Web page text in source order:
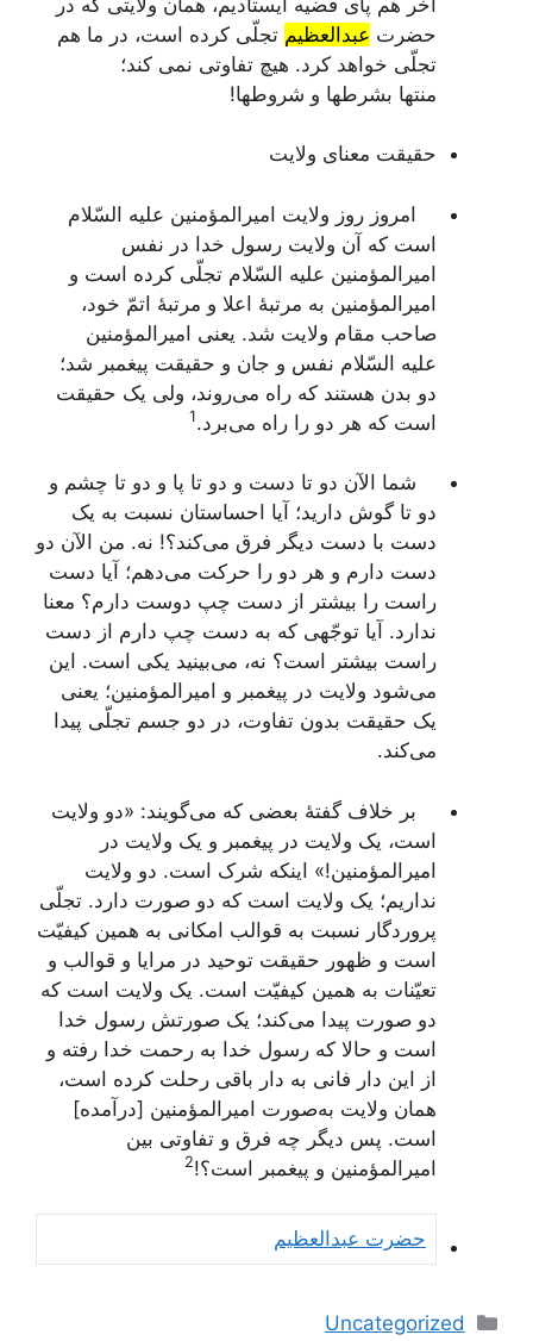
حضرت عبدالعظیم تجلّی کرده است، در ما هم
تجلّی خواهد کرد. هیچ تفاوتی نمی کند؛
منتها بشرطها و شروطها!
حقیقت معنای ولایت
امروز روز ولایت امیرالمؤمنین علیه السّلام
است که آن ولایت رسول خدا در نفس
امیرالمؤمنین علیه السّلام تجلّی کرده است و
امیرالمؤمنین به مرتبۀ اعلا و مرتبۀ اتمّ خود،
صاحب مقام ولایت شد. یعنی امیرالمؤمنین
علیه السّلام نفس و جان و حقیقت پیغمبر شد؛
دو بدن هستند که راه می‌روند، ولی یک حقیقت
است که هر دو را راه می‌برد.1
شما الآن دو تا دست و دو تا پا و دو تا چشم و
دو تا گوش دارید؛ آیا احساستان نسبت به یک
دست با دست دیگر فرق می‌کند؟! نه. من الآن دو
دست دارم و هر دو را حرکت می‌دهم؛ آیا دست
راست را بیشتر از دست چپ دوست دارم؟ معنا
ندارد. آیا توجّهی که به دست چپ دارم از دست
راست بیشتر است؟ نه، می‌بینید یکی است. این
می‌شود ولایت در پیغمبر و امیرالمؤمنین؛ یعنی
یک حقیقت بدون تفاوت، در دو جسم تجلّی پیدا
می‌کند.
بر خلاف گفتۀ بعضی که می‌گویند: «دو ولایت
است، یک ولایت در پیغمبر و یک ولایت در
امیرالمؤمنین!» اینکه شرک است. دو ولایت
نداریم؛ یک ولایت است که دو صورت دارد. تجلّی
پروردگار نسبت به قوالب امکانی به همین کیفیّت
است و ظهور حقیقت توحید در مرایا و قوالب و
تعیّنات به همین کیفیّت است. یک ولایت است که
دو صورت پیدا می‌کند؛ یک صورتش رسول خدا
است و حالا که رسول خدا به رحمت خدا رفته و
از این دار فانی به دار باقی رحلت کرده است،
همان ولایت به‌صورت امیرالمؤمنین [درآمده]
است. پس دیگر چه فرق و تفاوتی بین
امیرالمؤمنین و پیغمبر است؟!2
حضرت عبدالعظیم
دسته‌ها
Uncategorized